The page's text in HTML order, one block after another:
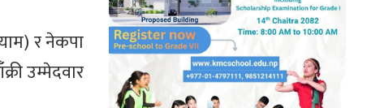
र नेकपा
उम्मेदवार